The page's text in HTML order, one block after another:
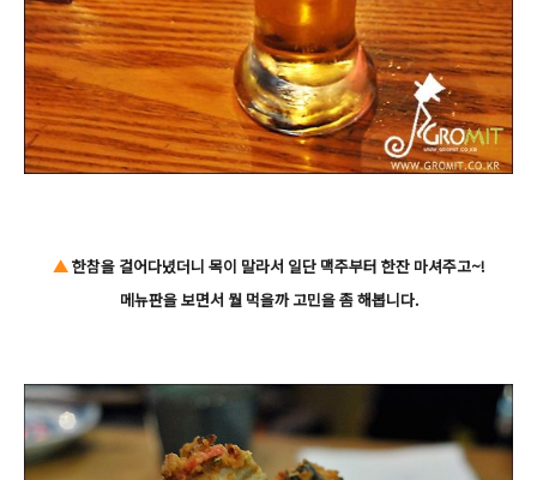
▲한참을 걸어다녔더니 목이 말라서 일단 맥주부터 한잔 마셔주고~!
메뉴판을 보면서 뭘 먹을까 고민을 좀 해봅니다.